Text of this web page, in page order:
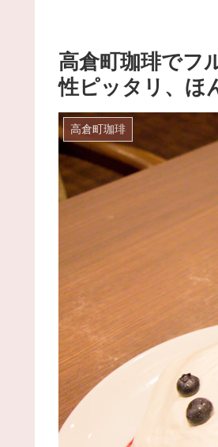
高倉町珈琲でフ
性ピッタリ、ほ
高倉町珈琲